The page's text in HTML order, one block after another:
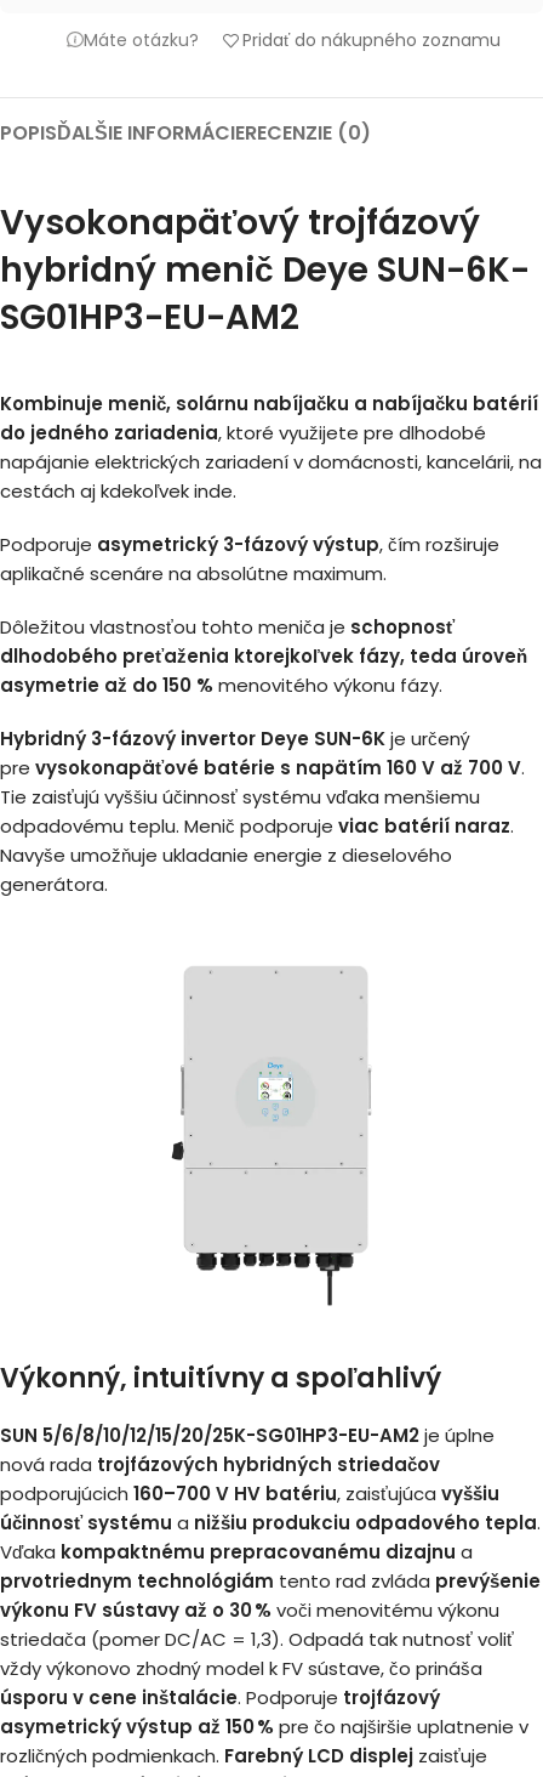
Máte otázku? Pridať do nákupného zoznamu
POPISĎALŠIE INFORMÁCIERECENZIE (0)
Vysokonapäťový trojfázový
hybridný menič Deye SUN-6K-
SG01HP3-EU-AM2
Kombinuje menič, solárnu nabíjačku a nabíjačku batérií
do jedného zariadenia, ktoré využijete pre dlhodobé
napájanie elektrických zariadení v domácnosti, kancelárii, na
cestách aj kdekoľvek inde.
Podporuje asymetrický 3-fázový výstup, čím rozširuje
aplikačné scenáre na absolútne maximum.
Dôležitou vlastnosťou tohto meniča je schopnosť
dlhodobého preťaženia ktorejkoľvek fázy, teda úroveň
asymetrie až do 150 % menovitého výkonu fázy.
Hybridný 3-fázový invertor Deye SUN-6Kje určený
pre vysokonapäťové batérie s napätím 160 V až 700 V.
Tie zaisťujú vyššiu účinnosť systému vďaka menšiemu
odpadovému teplu. Menič podporuje viac batérií naraz.
Navyše umožňuje ukladanie energie z dieselového
generátora.
Výkonný, intuitívny a spoľahlivý
SUN 5/6/8/10/12/15/20/25K-SG01HP3-EU-AM2je úplne
nová rada trojfázových hybridných striedačov
podporujúcich 160–700 V HV batériu, zaisťujúca vyššiu
účinnosť systému a nižšiu produkciu odpadového tepla.
Vďaka kompaktnému prepracovanému dizajnu a
prvotriednym technológiám tento rad zvláda prevýšenie
výkonu FV sústavy až o 30 % voči menovitému výkonu
striedača (pomer DC/AC = 1,3). Odpadá tak nutnosť voliť
vždy výkonovo zhodný model k FV sústave, čo prináša
úsporu v cene inštalácie. Podporuje trojfázový
asymetrický výstup až 150 % pre čo najširšie uplatnenie v
rozličných podmienkach. Farebný LCD displej zaisťuje